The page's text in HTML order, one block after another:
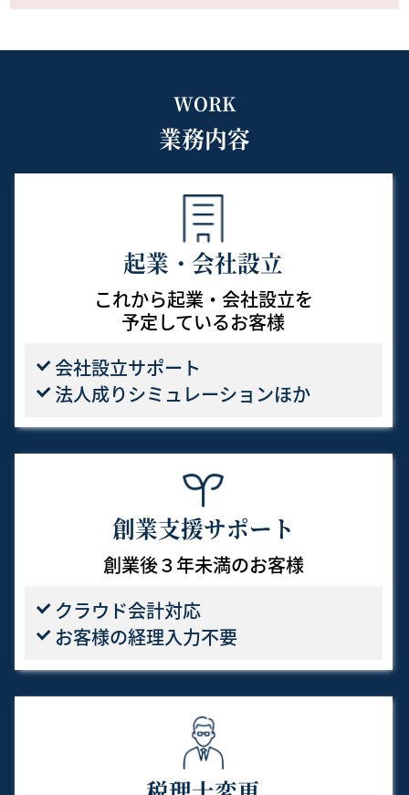
WORK
業務内容
起業・会社設立
これから起業・会社設立を
予定しているお客様
会社設立サポート
法人成りシミュレーションほか
創業支援サポート
創業後３年未満のお客様
クラウド会計対応
お客様の経理入力不要